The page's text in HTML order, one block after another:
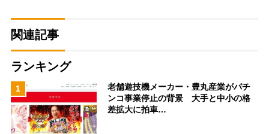
関連記事
ランキング
1
老舗遊技機メーカー・豊丸産業がパチ
ンコ事業停止の背景 大手と中小の格
差拡大に拍車…